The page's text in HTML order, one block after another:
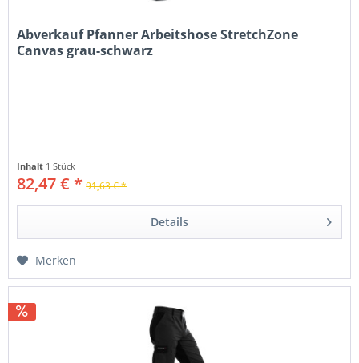
Abverkauf Pfanner Arbeitshose StretchZone
Canvas grau-schwarz
Inhalt 1 Stück
82,47 € * 91,63 € *
Details
Merken